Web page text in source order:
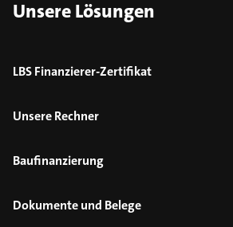
Unsere Lösungen
LBS Finanzierer-Zertifikat
Unsere Rechner
Baufinanzierung
Dokumente und Belege